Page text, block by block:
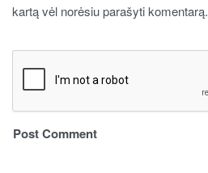
kartą vėl norėsiu parašyti komentarą.